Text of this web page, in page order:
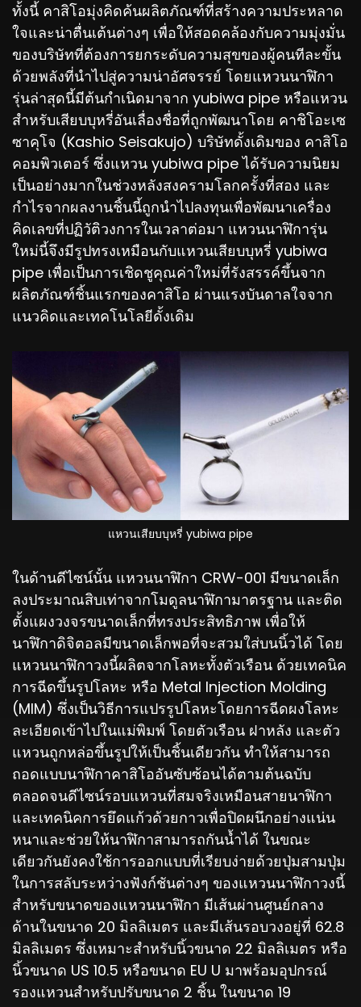
ทั้งนี้ คาสิโอมุ่งคิดค้นผลิตภัณฑ์ที่สร้างความประหลาด
ใจและน่าตื่นเต้นต่างๆ เพื่อให้สอดคล้องกับความมุ่งมั่น
ของบริษัทที่ต้องการยกระดับความสุขของผู้คนทีละขั้น
ด้วยพลังที่นำไปสู่ความน่าอัศจรรย์ โดยแหวนนาฬิกา
รุ่นล่าสุดนี้มีต้นกำเนิดมาจาก yubiwa pipe หรือแหวน
สำหรับเสียบบุหรี่อันเลื่องชื่อที่ถูกพัฒนาโดย คาชิโอะเซ
ซาคุโจ (Kashio Seisakujo) บริษัทดั้งเดิมของ คาสิโอ
คอมพิวเตอร์ ซึ่งแหวน yubiwa pipe ได้รับความนิยม
เป็นอย่างมากในช่วงหลังสงครามโลกครั้งที่สอง และ
กำไรจากผลงานชิ้นนี้ถูกนำไปลงทุนเพื่อพัฒนาเครื่อง
คิดเลขที่ปฏิวัติวงการในเวลาต่อมา แหวนนาฬิการุ่น
ใหม่นี้จึงมีรูปทรงเหมือนกับแหวนเสียบบุหรี่ yubiwa
pipe เพื่อเป็นการเชิดชูคุณค่าใหม่ที่รังสรรค์ขึ้นจาก
ผลิตภัณฑ์ชิ้นแรกของคาสิโอ ผ่านแรงบันดาลใจจาก
แนวคิดและเทคโนโลยีดั้งเดิม
แหวนเสียบบุหรี่ yubiwa pipe
ในด้านดีไซน์นั้น แหวนนาฬิกา CRW-001 มีขนาดเล็ก
ลงประมาณสิบเท่าจากโมดูลนาฬิกามาตรฐาน และติด
ตั้งแผงวงจรขนาดเล็กที่ทรงประสิทธิภาพ เพื่อให้
นาฬิกาดิจิตอลมีขนาดเล็กพอที่จะสวมใส่บนนิ้วได้ โดย
แหวนนาฬิกาวงนี้ผลิตจากโลหะทั้งตัวเรือน ด้วยเทคนิค
การฉีดขึ้นรูปโลหะ หรือ Metal Injection Molding
(MIM) ซึ่งเป็นวิธีการแปรรูปโลหะโดยการฉีดผงโลหะ
ละเอียดเข้าไปในแม่พิมพ์ โดยตัวเรือน ฝาหลัง และตัว
แหวนถูกหล่อขึ้นรูปให้เป็นชิ้นเดียวกัน ทำให้สามารถ
ถอดแบบนาฬิกาคาสิโออันซับซ้อนได้ตามต้นฉบับ
ตลอดจนดีไซน์รอบแหวนที่สมจริงเหมือนสายนาฬิกา
และเทคนิคการยึดแก้วด้วยกาวเพื่อปิดผนึกอย่างแน่น
หนาและช่วยให้นาฬิกาสามารถกันน้ำได้ ในขณะ
เดียวกันยังคงใช้การออกแบบที่เรียบง่ายด้วยปุ่มสามปุ่ม
ในการสลับระหว่างฟังก์ชันต่างๆ ของแหวนนาฬิกาวงนี้
สำหรับขนาดของแหวนนาฬิกา มีเส้นผ่านศูนย์กลาง
ด้านในขนาด 20 มิลลิเมตร และมีเส้นรอบวงอยู่ที่ 62.8
มิลลิเมตร ซึ่งเหมาะสำหรับนิ้วขนาด 22 มิลลิเมตร หรือ
นิ้วขนาด US 10.5 หรือขนาด EU U มาพร้อมอุปกรณ์
รองแหวนสำหรับปรับขนาด 2 ชิ้น ในขนาด 19